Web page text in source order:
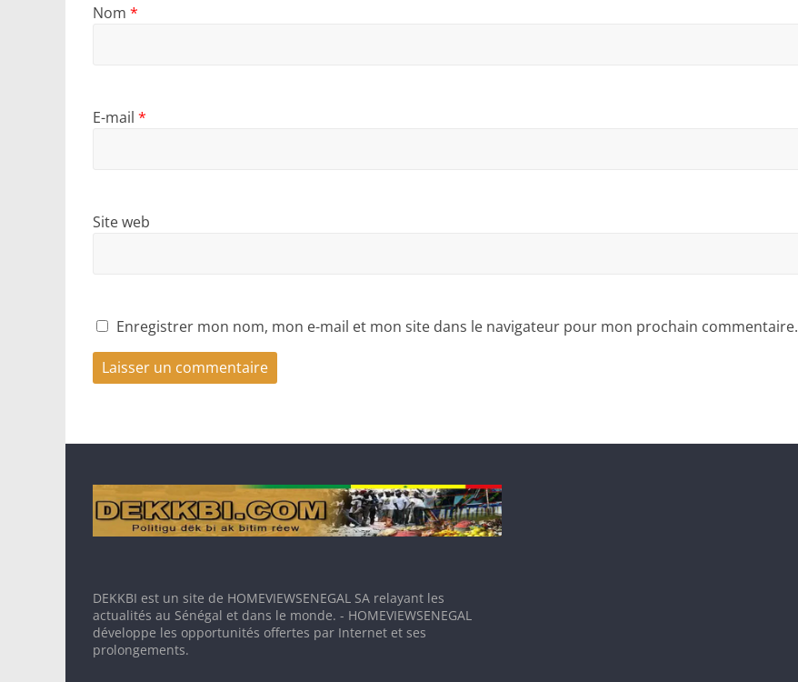
Nom *
E-mail *
Site web
Enregistrer mon nom, mon e-mail et mon site dans le navigateur pour mon prochain commentaire.
DEKKBI est un site de HOMEVIEWSENEGAL SA relayant les
actualités au Sénégal et dans le monde. - HOMEVIEWSENEGAL
développe les opportunités offertes par Internet et ses
prolongements.